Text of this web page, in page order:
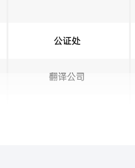
公证处
翻译公司